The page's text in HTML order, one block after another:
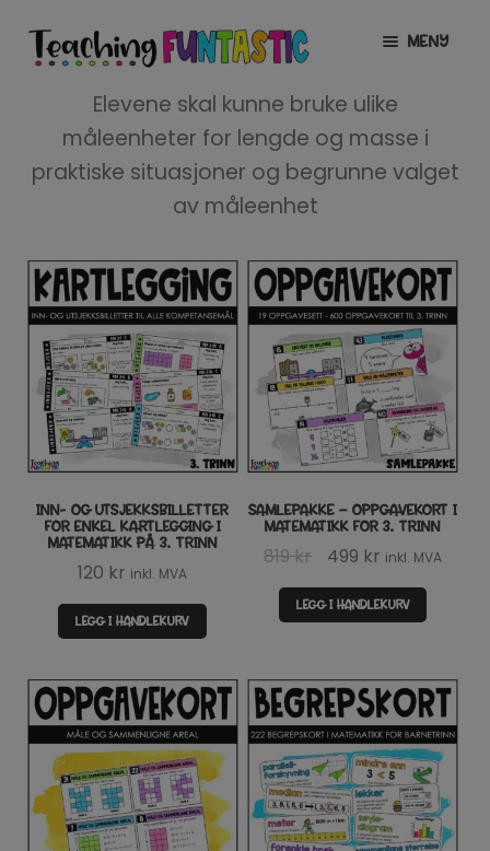
Hopp
til
Hopp
til
MENY
UTVID
UNDERMENY
UTVID
BUTIKK
UTVID
UNDERMENY
LISENSER
UTVID
UNDERMENY
TIPSHJØRNET
KURS
Elevene skal kunne bruke ulike
måleenheter for lengde og masse i
praktiske situasjoner og begrunne valget
av måleenhet
INN- OG UTSJEKKSBILLETTER
FOR ENKEL KARTLEGGING I
MATEMATIKK PÅ 3. TRINN
120 kr inkl. MVA
LEGG I HANDLEKURV
SAMLEPAKKE – OPPGAVEKORT I
MATEMATIKK FOR 3. TRINN
819kr
Opprinnelig
pris
var:
499 kr Nåværende
pris
er:
inkl. MVA
LEGG I HANDLEKURV